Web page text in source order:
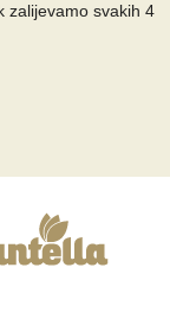
zalijevamo svakih 4